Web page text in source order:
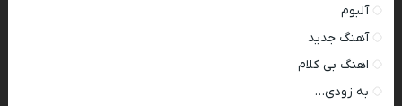
آلبوم
آهنگ جدید
اهنگ بی کلام
به زودی…